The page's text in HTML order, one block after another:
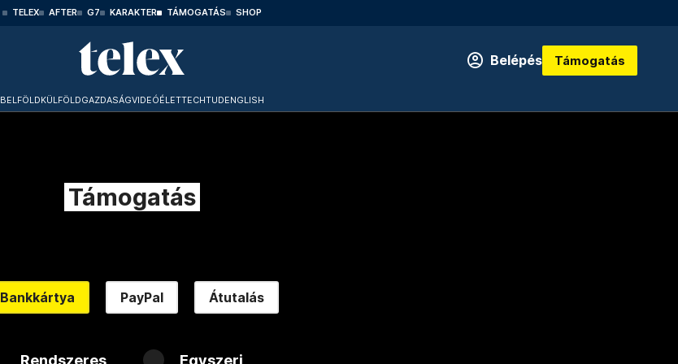
TELEX AFTER G7 KARAKTER TÁMOGATÁS SHOP
Belépés Támogatás
BELFÖLDKÜLFÖLDGAZDASÁGVIDEÓÉLETTECHTUDENGLISH
Támogatás
Bankkártya PayPal Átutalás
Rendszeres Egyszeri